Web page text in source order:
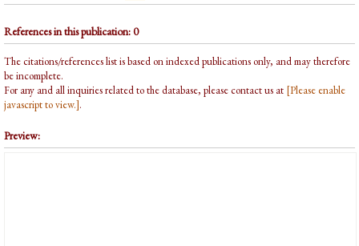
References in this publication: 0
The citations/references list is based on indexed publications only, and may therefore
be incomplete.
For any and all inquiries related to the database, please contact us at [Please enable
javascript to view.].
Preview: